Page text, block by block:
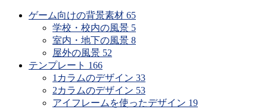
ゲーム向けの背景素材 65
学校・校内の風景 5
室内・地下の風景 8
屋外の風景 52
テンプレート 166
1カラムのデザイン 33
2カラムのデザイン 53
アイフレームを使ったデザイン 19